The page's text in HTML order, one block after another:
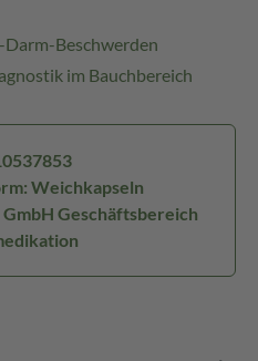
Beschwerden
im Bauchbereich
Weichkapseln
Geschäftsbereich